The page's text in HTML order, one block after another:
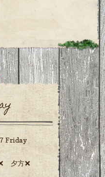
Friday
夕方❌️